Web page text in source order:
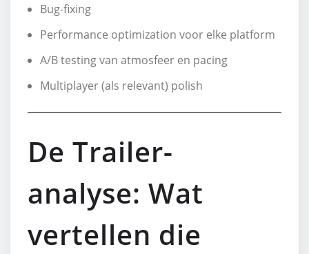
Bug-fixing
Performance optimization voor elke platform
A/B testing van atmosfeer en pacing
Multiplayer (als relevant) polish
De Trailer-
analyse: Wat
vertellen die